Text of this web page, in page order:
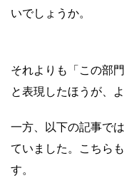
いでしょうか。
それよりも「この部
と表現したほうが、
一方、以下の記事で
ていました。こちら
す。